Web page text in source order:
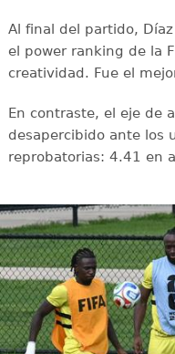
Al final del partido,
el power ranking de la
creatividad. Fue el
En contraste, el eje de
desapercibido ante los
reprobatorias: 4.41 en